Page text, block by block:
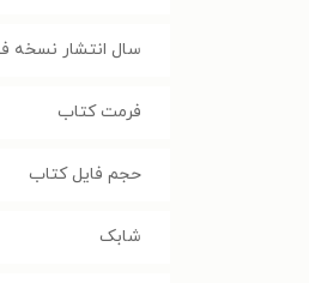
سال انتشار نسخه
فرمت کتاب
حجم فایل کتاب
شابک